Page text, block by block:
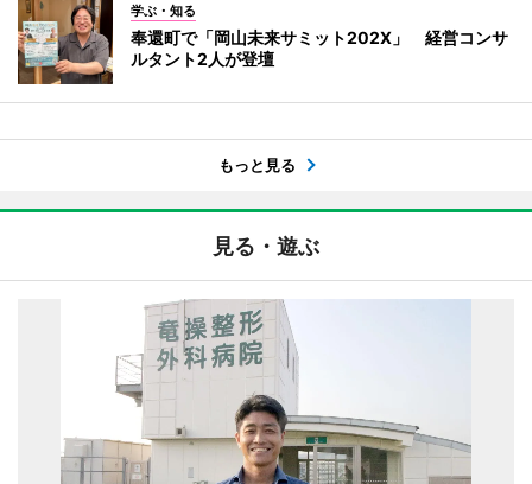
学ぶ・知る
奉還町で「岡山未来サミット202X」 経営コンサ
ルタント2人が登壇
もっと見る
見る・遊ぶ